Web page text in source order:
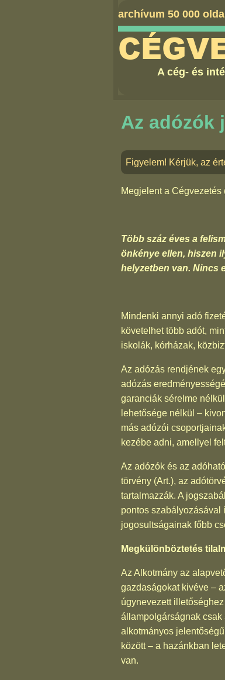
archívum 50 000
A cég- és
Az adózók
Figyelem! Kérjük, az
Megjelent a Cégvezetés
Több száz éves a
önkénye ellen, hiszen
helyzetben van. Nincs
Mindenki annyi adó
követelhet több adót,
iskolák, kórházak,
Az adózás rendjének
adózás
garanciák sérelme
lehetősége nélkül –
más adózói
kezébe adni, amellyel
Az adózók és az
törvény (Art.), az
tartalmazzák. A
pontos szabályozásával
jogosultságainak főbb
Megkülönböztetés
Az Alkotmány az
gazdaságokat kivéve –
úgynevezett
állampolgárságnak csak
alkotmányos
között – a hazánkban
van.